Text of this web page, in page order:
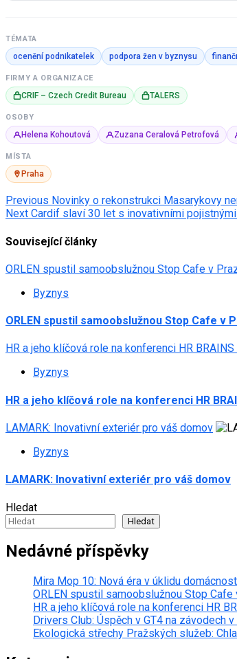
TÉMATA
ocenění podnikatelek podpora žen v byznysu
FIRMY A ORGANIZACE
CRIF – Czech Credit Bureau TALERS
OSOBY
Helena Kohoutová Zuzana Ceralová Petrofová
MÍSTA
Praha
Post
navigation
Previous Novinky o rekonstrukci Masarykovy
Next Cardif slaví 30 let s inovativními
Související články
ORLEN spustil samoobslužnou Stop Cafe v
Byznys
ORLEN spustil samoobslužnou Stop Cafe v
HR a jeho klíčová role na konferenci HR
Byznys
HR a jeho klíčová role na konferenci HR
LAMARK: Inovativní exteriér pro váš domov
Byznys
LAMARK: Inovativní exteriér pro váš domov
Hledat
Hledat
Nedávné příspěvky
Mira Mop 10: Nová éra v úklidu
ORLEN spustil samoobslužnou Stop Cafe
HR a jeho klíčová role na konferenci HR
Drivers Club: Úspěch v GT4 na závodech
Ekologická střechy Pražských služeb: